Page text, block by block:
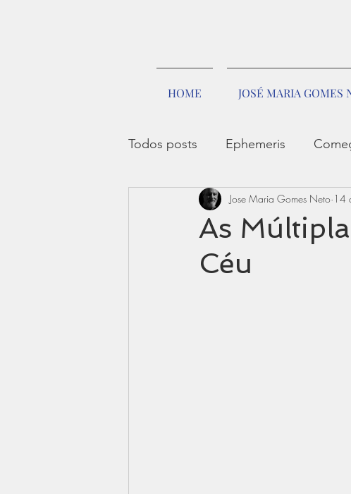
HOME JOSÉ MARIA GOMES
Todos posts Ephemeris
As
Céu
Jose Maria Gomes Neto 14